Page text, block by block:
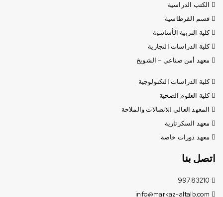
الكتب الدراسية
قسم القرطاسية
كلية التربية الأساسية
كلية الدراسات التجارية
معهد أمن صناعي – الشويخ
كلية الدراسات التكنولوجية
كلية العلوم الصحية
المعهد العالي للاتصالات والملاحة
معهد السكرتارية
معهد دورات خاصة
اتصل بنا
99783210
info@markaz-altalb.com